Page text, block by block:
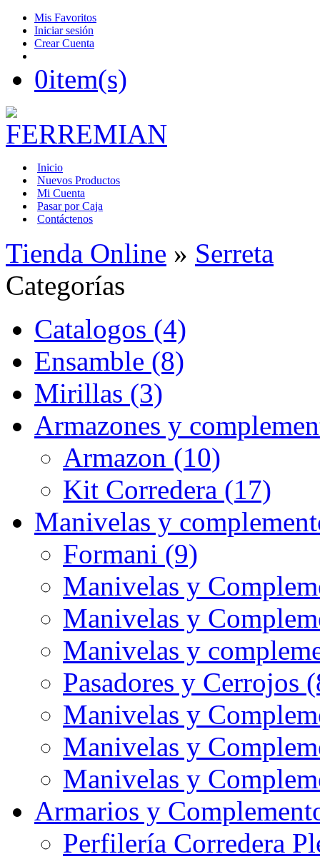
Mis Favoritos
Iniciar sesión
Crear Cuenta
0item(s)
Inicio
Nuevos Productos
Mi Cuenta
Pasar por Caja
Contáctenos
Tienda Online » Serreta
Categorías
Catalogos (4)
Ensamble (8)
Mirillas (3)
Armazones y
Armazon (10)
Kit Corredera (17)
Manivelas y
Formani (9)
Manivelas y
Manivelas y
Manivelas y
Pasadores y Cerrojos
Manivelas y
Manivelas y
Manivelas y
Armarios y
Perfilería Corredera